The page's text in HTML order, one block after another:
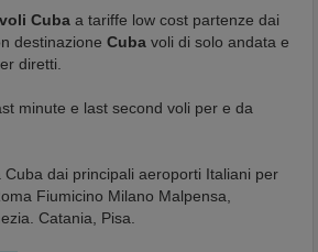
voli Cuba a tariffe low cost partenze dai
destinazioneCuba voli di solo andata e
diretti.
minute e last second voli per e da
Cuba dai principali aeroporti Italiani per
Fiumicino Milano Malpensa,
Catania, Pisa.